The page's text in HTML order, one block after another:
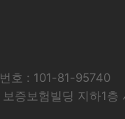
호 : 101-81-95740
증보험빌딩 지하1층